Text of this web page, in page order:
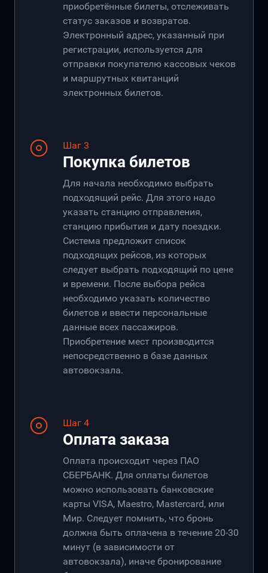
приобретённые билеты, отслеживать
статус заказов и возвратов.
Электронный адрес, указанный при
регистрации, используется для
отправки покупателю кассовых чеков
и маршрутных квитанций
электронных билетов.
Шаг 3
Покупка билетов
Для начала необходимо выбрать
подходящий рейс. Для этого надо
указать станцию отправления,
станцию прибытия и дату поездки.
Система предложит список
подходящих рейсов, из которых
следует выбрать подходящий по цене
и времени. После выбора рейса
необходимо указать количество
билетов и ввести персональные
данные всех пассажиров.
Приобретение мест производится
непосредственно в базе данных
автовокзала.
Шаг 4
Оплата заказа
Оплата происходит через ПАО
СБЕРБАНК. Для оплаты билетов
можно использовать банковские
карты VISA, Maestro, Mastercard, или
Мир. Следует помнить, что бронь
должна быть оплачена в течение 20-30
минут (в зависимости от
автовокзала), иначе бронирование